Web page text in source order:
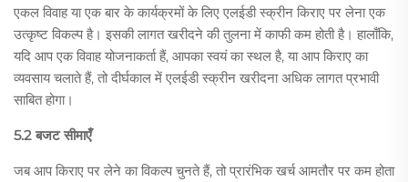
एकल विवाह या एक बार के कार्यक्रमों के लिए एलईडी स्क्रीन किराए पर लेना एक
उत्कृष्ट विकल्प है। इसकी लागत खरीदने की तुलना में काफी कम होती है। हालाँकि,
यदि आप एक विवाह योजनाकर्ता हैं, आपका स्वयं का स्थल है, या आप किराए का
व्यवसाय चलाते हैं, तो दीर्घकाल में एलईडी स्क्रीन खरीदना अधिक लागत प्रभावी
साबित होगा।
5.2 बजट सीमाएँ
जब आप किराए पर लेने का विकल्प चुनते हैं, तो प्रारंभिक खर्च आमतौर पर कम होता